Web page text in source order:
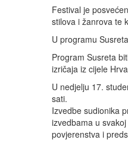
Festival je
stilova i žanrova te
U programu
Program Susreta
izričaja iz cijele
U nedjelju 17.
sati.
Izvedbe sudionika
izvedbama u
povjerenstva i